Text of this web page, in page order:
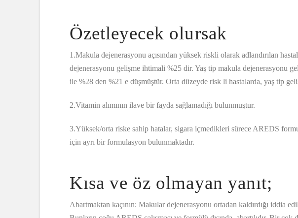
Özetleyecek olursak
1.Makula dejenerasyonu açısından yüksek riskli olarak adlandırılan
dejenerasyonu gelişme ihtimali %25 dir. Yaş tip makula dejenerasyonu
ile %28 den %21 e düşmüştür. Orta düzeyde risk li hastalarda, yaş tip
2.Vitamin alımının ilave bir fayda sağlamadığı bulunmuştur.
3.Yüksek/orta riske sahip hatalar, sigara içmedikleri sürece AREDS
için ayrı bir formulasyon bulunmaktadır.
Kısa ve öz olmayan yanıt;
Abartmaktan kaçının: Makular dejenerasyonu ortadan kaldırdığı iddia